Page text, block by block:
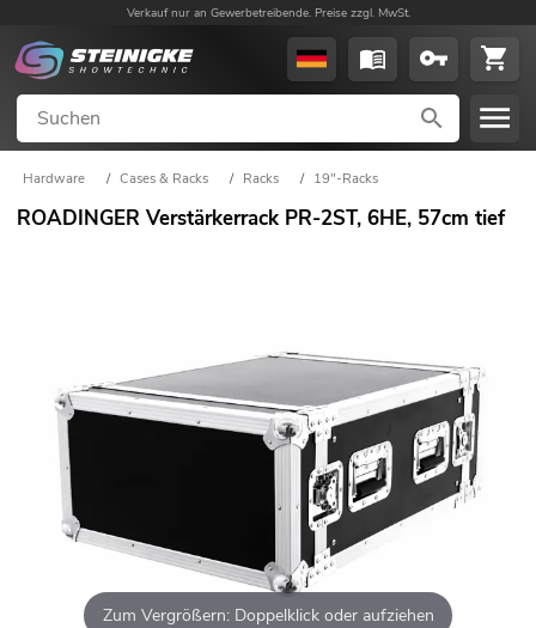
Verkauf nur an Gewerbetreibende. Preise zzgl. MwSt.
Hardware / Cases & Racks / Racks / 19"-Racks
ROADINGER Verstärkerrack PR-2ST, 6HE, 57cm tief
Zum Vergrößern: Doppelklick oder aufziehen